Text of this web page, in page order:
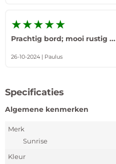
★★★★★
Prachtig bord; mooi rustig ...
26-10-2024 | Paulus
Specificaties
Algemene kenmerken
Merk
Sunrise
Kleur